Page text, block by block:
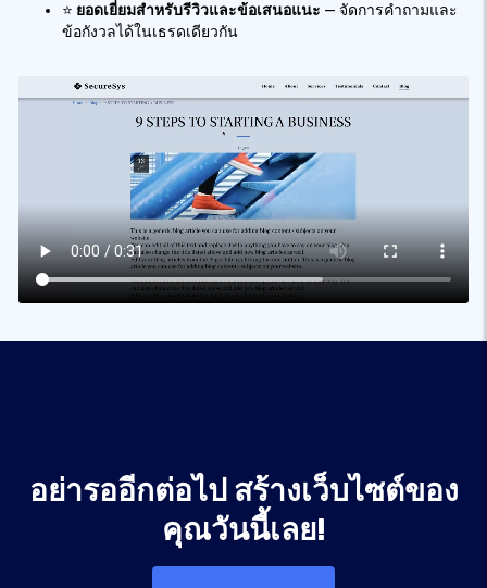
⭐ ยอดเยี่ยมสำหรับรีวิวและข้อเสนอแนะ — จัดการคำถามและ
ข้อกังวลได้ในเธรดเดียวกัน
อย่ารออีกต่อไป สร้างเว็บไซต์ของ
คุณวันนี้เลย!